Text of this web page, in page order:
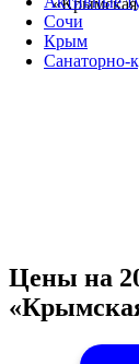
Сочи
Крым
Санаторно-
«Крымская
Цены на